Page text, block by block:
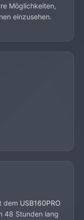
Möglichkeiten,
einzusehen.
dem USB160PRO
48 Stunden lang